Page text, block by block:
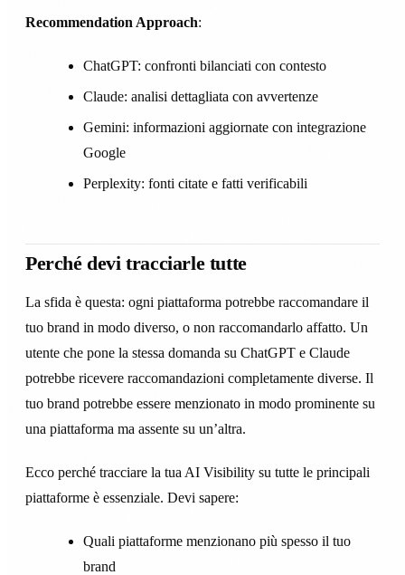
Recommendation Approach:
ChatGPT: confronti bilanciati con contesto
Claude: analisi dettagliata con avvertenze
Gemini: informazioni aggiornate con integrazione
Google
Perplexity: fonti citate e fatti verificabili
Perché devi tracciarle tutte
La sfida è questa: ogni piattaforma potrebbe raccomandare il
tuo brand in modo diverso, o non raccomandarlo affatto. Un
utente che pone la stessa domanda su ChatGPT e Claude
potrebbe ricevere raccomandazioni completamente diverse. Il
tuo brand potrebbe essere menzionato in modo prominente su
una piattaforma ma assente su un’altra.
Ecco perché tracciare la tua AI Visibility su tutte le principali
piattaforme è essenziale. Devi sapere:
Quali piattaforme menzionano più spesso il tuo
brand